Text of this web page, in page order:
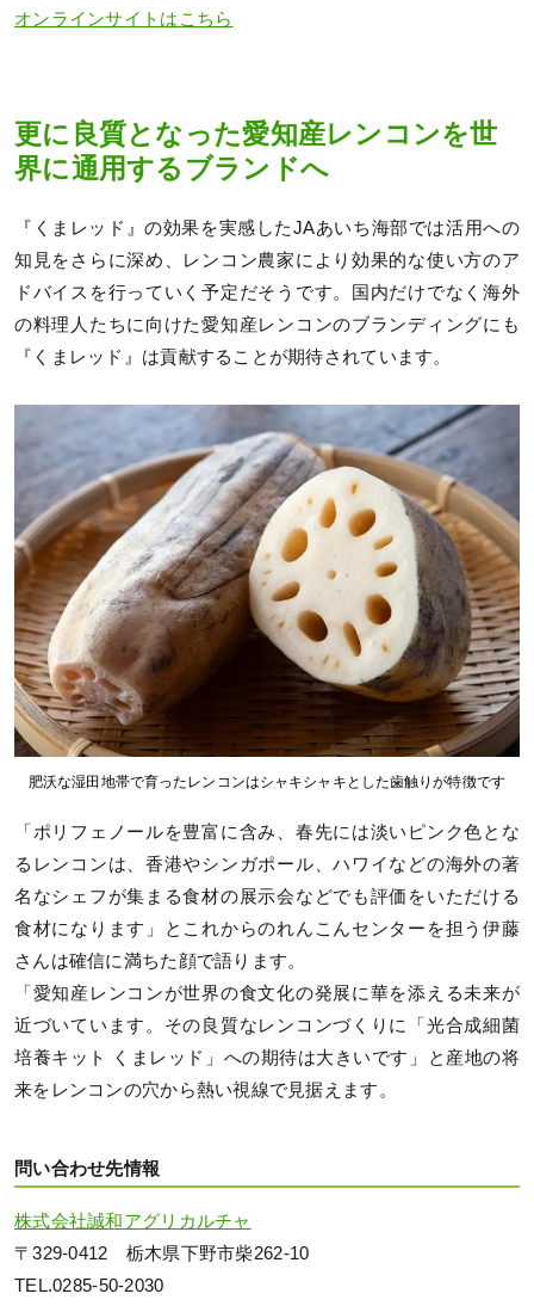
オンラインサイトはこちら
更に良質となった愛知産レンコンを世
界に通用するブランドへ
『くまレッド』の効果を実感したJAあいち海部では活用への
知見をさらに深め、レンコン農家により効果的な使い方のア
ドバイスを行っていく予定だそうです。国内だけでなく海外
の料理人たちに向けた愛知産レンコンのブランディングにも
『くまレッド』は貢献することが期待されています。
肥沃な湿田地帯で育ったレンコンはシャキシャキとした歯触りが特徴です
「ポリフェノールを豊富に含み、春先には淡いピンク色とな
るレンコンは、香港やシンガポール、ハワイなどの海外の著
名なシェフが集まる食材の展示会などでも評価をいただける
食材になります」とこれからのれんこんセンターを担う伊藤
さんは確信に満ちた顔で語ります。
「愛知産レンコンが世界の食文化の発展に華を添える未来が
近づいています。その良質なレンコンづくりに「光合成細菌
培養キット くまレッド」への期待は大きいです」と産地の将
来をレンコンの穴から熱い視線で見据えます。
問い合わせ先情報
株式会社誠和アグリカルチャ
〒329-0412 栃木県下野市柴262-10
TEL.0285-50-2030